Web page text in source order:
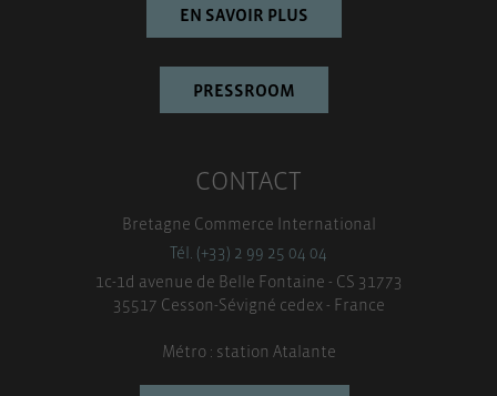
EN SAVOIR PLUS
PRESSROOM
CONTACT
Bretagne Commerce International
Tél. (+33) 2 99 25 04 04
1c-1d avenue de Belle Fontaine - CS 31773
35517 Cesson-Sévigné cedex - France
Métro : station Atalante